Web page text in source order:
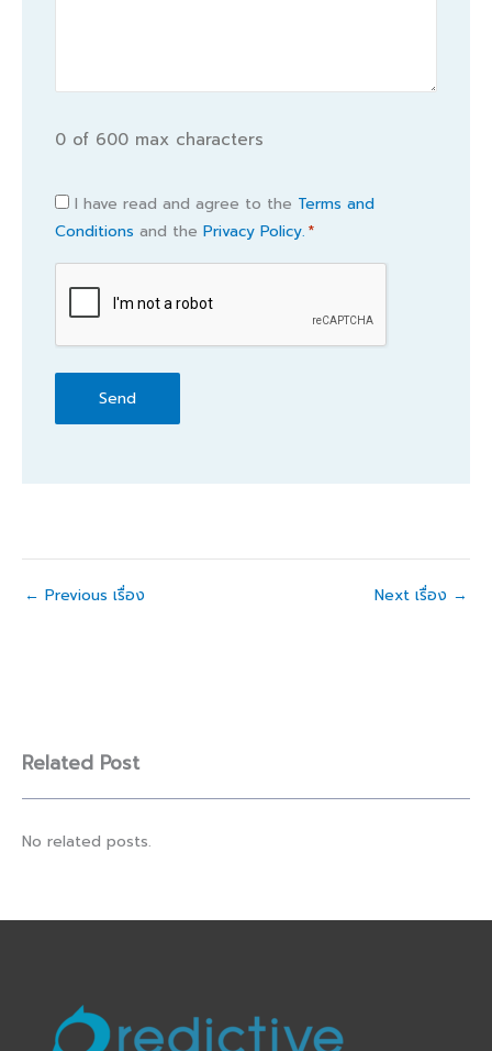
0 of 600 max characters
Consent
*
I have read and agree to the Terms and
Conditions and the Privacy Policy. *
← Previous เรื่อง Next เรื่อง →
Related Post
No related posts.